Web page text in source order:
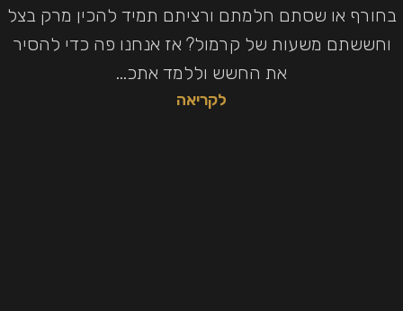
בחורף או שסתם חלמתם ורציתם תמיד להכין מרק בצל
וחששתם משעות של קרמול? אז אנחנו פה כדי להסיר
את החשש וללמד אתכ...
לקריאה